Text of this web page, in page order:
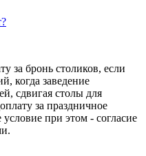
за бронь столиков, если
когда заведение
сдвигая столы для
за праздничное
при этом - согласие